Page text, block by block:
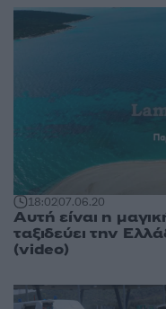
18:0207.06.20
Αυτή είναι η
ταξιδεύει την
(video)